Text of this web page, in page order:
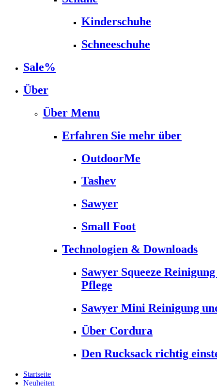
Kinderschuhe
Schneeschuhe
Sale%
Über
Über Menu
Erfahren Sie mehr über
OutdoorMe
Tashev
Sawyer
Small Foot
Technologien & Downloads
Sawyer Squeeze
Pflege
Sawyer Mini Reinigung
Über Cordura
Den Rucksack richtig
Startseite
Neuheiten